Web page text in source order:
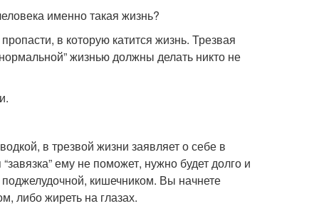
именно такая жизнь?
в которую катится жизнь. Трезвая
жизнью должны делать никто не
в трезвой жизни заявляет о себе в
ему не поможет, нужно будет долго и
кишечником. Вы начнете
либо жиреть на глазах.